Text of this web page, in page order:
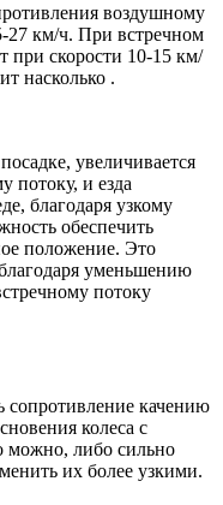
воздушному
27 км/ч. При встречном
при скорости 10-15 км/
насколько .
увеличивается
потоку, и езда
благодаря узкому
обеспечить
положение. Это
уменьшению
потоку
сопротивление качению
колеса с
можно, либо сильно
их более узкими.